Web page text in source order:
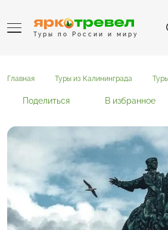
Туры по России и миру
Главная Туры из Калининграда
Поделиться В избранное